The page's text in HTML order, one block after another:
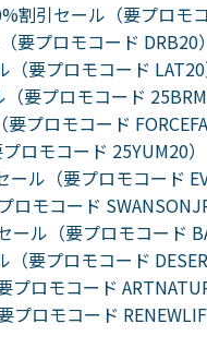
割引セール（要プロモ
要プロモコード DRB20）
要プロモコード LAT20
要プロモコード
プロモコード
ロモコード 25YUM20）
ル（要プロモコード
モコード SWANSONJP
ル（要プロモコード
要プロモコード
ロモコード
ロモコード